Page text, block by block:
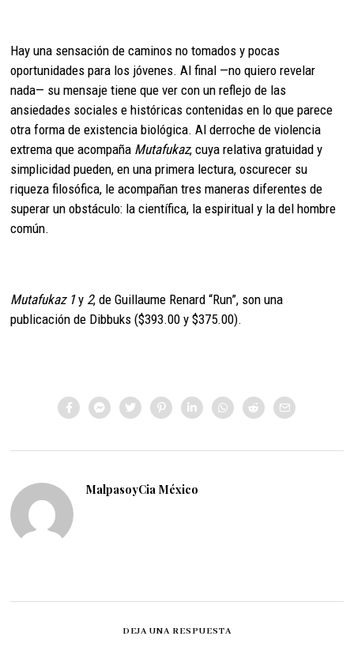
Hay una sensación de caminos no tomados y pocas
oportunidades para los jóvenes. Al final —no quiero revelar
nada— su mensaje tiene que ver con un reflejo de las
ansiedades sociales e históricas contenidas en lo que parece
otra forma de existencia biológica. Al derroche de violencia
extrema que acompaña Mutafukaz, cuya relativa gratuidad y
simplicidad pueden, en una primera lectura, oscurecer su
riqueza filosófica, le acompañan tres maneras diferentes de
superar un obstáculo: la científica, la espiritual y la del hombre
común.
Mutafukaz 1y 2, de Guillaume Renard “Run”, son una
publicación de Dibbuks ($393.00 y $375.00).
MalpasoyCia México
DEJA UNA RESPUESTA